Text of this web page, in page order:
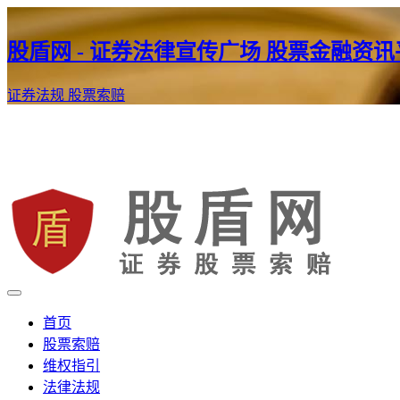
股盾网 - 证券法律宣传广场 股票金融资讯
证券法规 股票索赔
股盾网
证券股票维权网
首页
股票索赔
维权指引
法律法规